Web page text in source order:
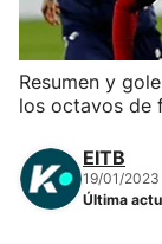
Atletismo
Carreras de
Más deportes
Resumen y
los octavos de
EITB
19/01/
Última